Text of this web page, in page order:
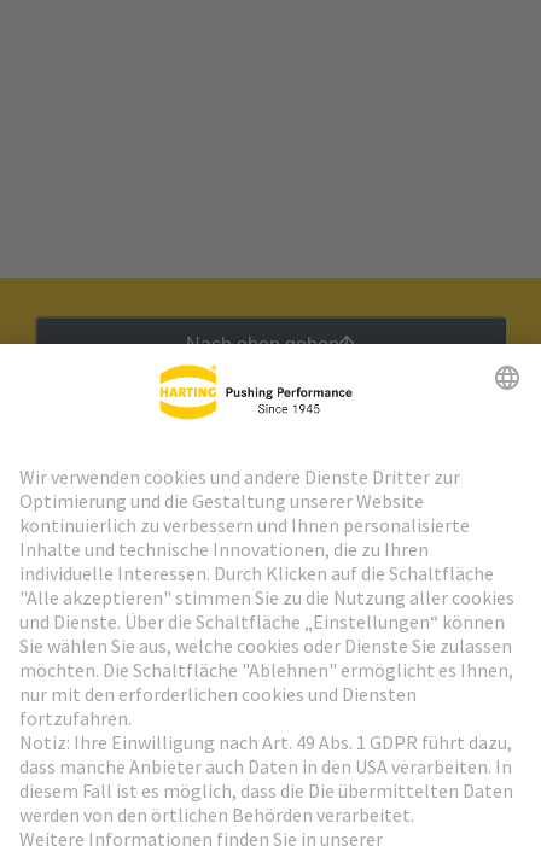
Nach oben gehen
Weiter zur Anmeldung
Social Media